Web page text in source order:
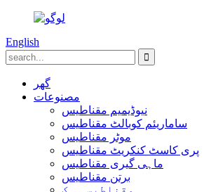
English
گھر
مصنوعات
نیوڈیمیم مقناطیس
ساماریئم کوبالٹ مقناطیس
موٹر مقناطیس
پری کاسٹ کنکریٹ مقناطیس
ماہی گیری مقناطیس
برتن مقناطیس
مقناطیسی ہک